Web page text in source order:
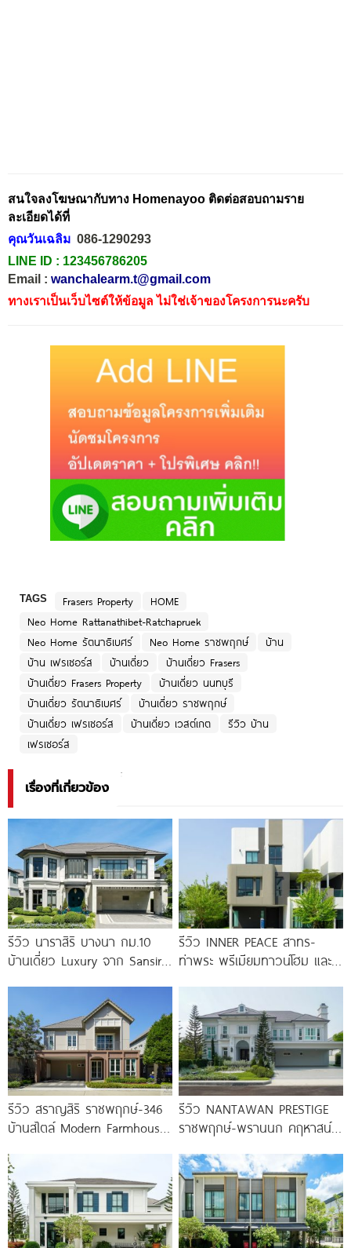
สนใจลงโฆษณากับทาง Homenayoo ติดต่อสอบถามราย
ละเอียดได้ที่
คุณวันเฉลิม 086-1290293
LINE ID : 123456786205
Email : wanchalearm.t@gmail.com
ทางเราเป็นเว็บไซต์ให้ข้อมูล ไม่ใช่เจ้าของโครงการนะครับ
TAGS Frasers Property
HOME
Neo Home Rattanathibet-Ratchapruek
Neo Home รัตนาธิเบศร์
Neo Home ราชพฤกษ์
บ้าน
บ้าน เฟรเซอร์ส
บ้านเดี่ยว
บ้านเดี่ยว Frasers
บ้านเดี่ยว Frasers Property
บ้านเดี่ยว นนทบุรี
บ้านเดี่ยว รัตนาธิเบศร์
บ้านเดี่ยว ราชพฤกษ์
บ้านเดี่ยว เฟรเซอร์ส
บ้านเดี่ยว เวสต์เกต
รีวิว บ้าน
เฟรเซอร์ส
เรื่องที่เกี่ยวข้อง
รีวิว นาราสิริ บางนา กม.10
บ้านเดี่ยว Luxury จาก Sansiri
รีวิว INNER PEACE สาทร-
ท่าพระ พรีเมียมทาวน์โฮม และ
รีวิว สราญสิริ ราชพฤกษ์-346
บ้านสไตล์ Modern Farmhouse​
เริ่ม 5.99
รีวิว NANTAWAN PRESTIGE
ราชพฤกษ์-พรานนก คฤหาสน์
เริ่ม